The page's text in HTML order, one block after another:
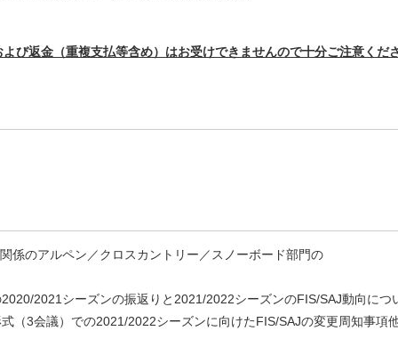
び返金（重複支払等含め）はお受けできませんので十分ご注意くださ
係のアルペン／クロスカントリー／スノーボード部門の
2021シーズンの振返りと2021/2022シーズンのFIS/SAJ動向につ
（3会議）での2021/2022シーズンに向けたFIS/SAJの変更周知事項